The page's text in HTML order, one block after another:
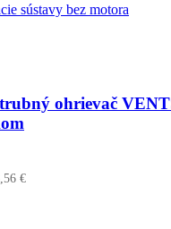
sústavy bez motora
ohrievač
€